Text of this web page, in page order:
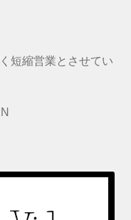
短縮営業とさせてい